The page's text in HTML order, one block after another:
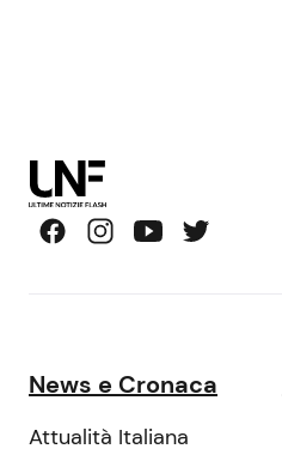
News e Cronaca
Attualità Italiana